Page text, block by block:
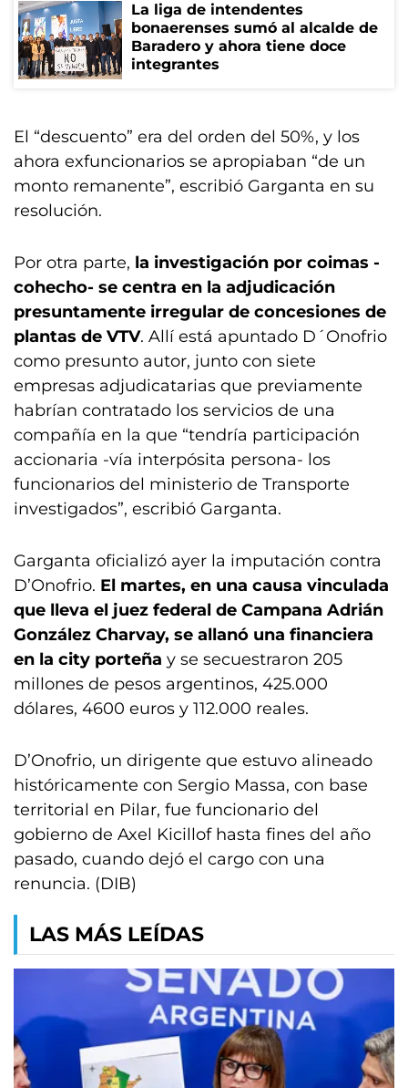
La liga de intendentes
bonaerenses sumó al alcalde de
Baradero y ahora tiene doce
integrantes
El “descuento” era del orden del 50%, y los
ahora exfuncionarios se apropiaban “de un
monto remanente”, escribió Garganta en su
resolución.
Por otra parte, la investigación por coimas -
cohecho- se centra en la adjudicación
presuntamente irregular de concesiones de
plantas de VTV. Allí está apuntado D´Onofrio
como presunto autor, junto con siete
empresas adjudicatarias que previamente
habrían contratado los servicios de una
compañía en la que “tendría participación
accionaria -vía interpósita persona- los
funcionarios del ministerio de Transporte
investigados”, escribió Garganta.
Garganta oficializó ayer la imputación contra
D’Onofrio. El martes, en una causa vinculada
que lleva el juez federal de Campana Adrián
González Charvay, se allanó una financiera
en la city porteña y se secuestraron 205
millones de pesos argentinos, 425.000
dólares, 4600 euros y 112.000 reales.
D’Onofrio, un dirigente que estuvo alineado
históricamente con Sergio Massa, con base
territorial en Pilar, fue funcionario del
gobierno de Axel Kicillof hasta fines del año
pasado, cuando dejó el cargo con una
renuncia. (DIB)
LAS MÁS LEÍDAS